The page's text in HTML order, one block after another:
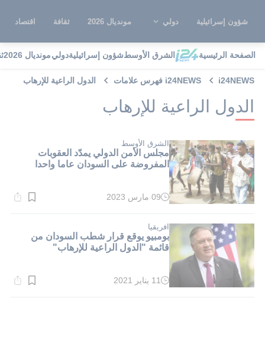
شؤون إسرائيلية دولي مونديال 2026 ثقافة اقتصاد
الصفحة الرئيسية الشرق الأوسطشؤون إسرائيليةدوليمونديال 2026
i24NEWS i24NEWS فهرس علامات الدول الراعية للإرهاب
الدول الراعية للإرهاب
الشرق الأوسط
مجلس الأمن الدولي يمدّد العقوبات
المفروضة على السودان عاما واحدا
وقت
دقيقة.
09 مارس 2023
افريقيا
بومبيو يوقع قرار شطب السودان من
قائمة "الدول الراعية للإرهاب"
وقت
11 يناير 2021